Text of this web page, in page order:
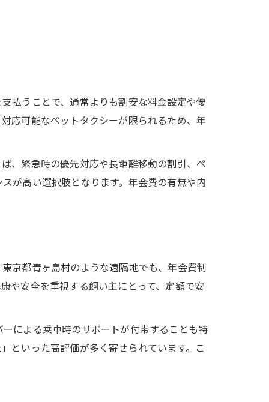
払うことで、通常よりも割安な料金設定や優
応可能なペットタクシーが限られるため、年
、緊急時の優先対応や長距離移動の割引、ペ
が高い選択肢となります。年会費の有無や内
京都青ヶ島村のような遠隔地でも、年会費制
や安全を重視する飼い主にとって、定額で安
による乗車時のサポートが付帯することも特
といった高評価が多く寄せられています。こ